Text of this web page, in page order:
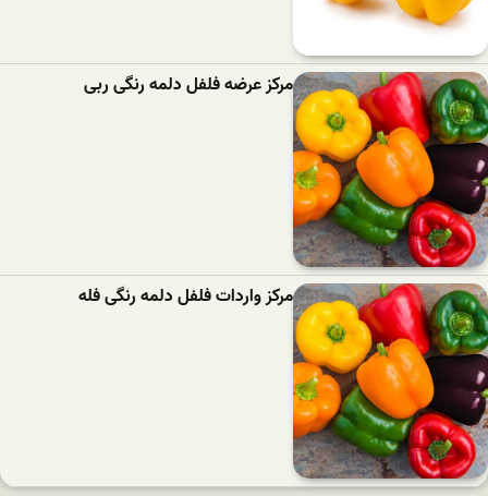
مرکز عرضه فلفل دلمه رنگی ربی
مرکز واردات فلفل دلمه رنگی فله